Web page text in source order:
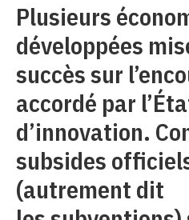
Plusieurs
développées
succès sur
accordé par
d’innovation.
subsides
(autrement dit